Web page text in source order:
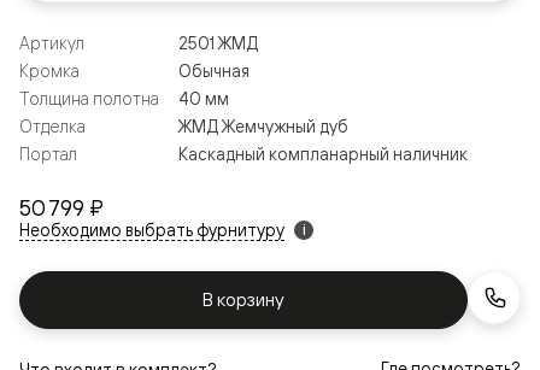
50 799 ₽
Необходимо выбрать фурнитуру i
В корзину
Артикул
2501 ЖМД
Кромка
Обычная
Толщина полотна
40 мм
Отделка
ЖМД Жемчужный дуб
Портал
Каскадный компланарный наличник